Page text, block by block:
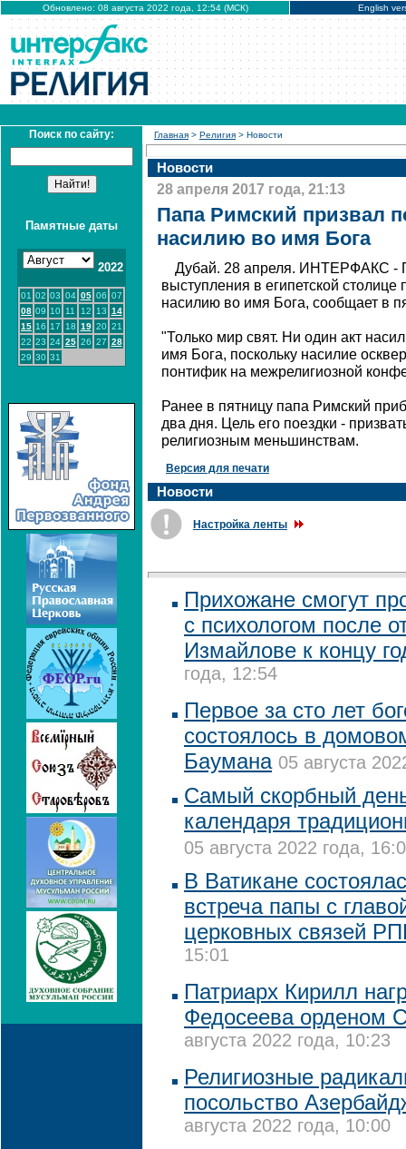
Обновлено: 08 августа 2022 года, 12:54 (МСК) English
Поиск по сайту:
Памятные даты
2022
01 02 03 04 05 06 07
08 09 10 11 12 13 14
15 16 17 18 19 20 21
22 23 24 25 26 27 28
29 30 31
Главная > Религия > Новости
Новости
28 апреля 2017 года, 21:13
Папа Римский призвал
насилию во имя Бога
Дубай. 28 апреля. ИНТЕРФАКС -
выступления в египетской столице
насилию во имя Бога, сообщает в
"Только мир свят. Ни один акт
имя Бога, поскольку насилие
понтифик на межрелигиозной
Ранее в пятницу папа Римский
два дня. Цель его поездки -
религиозным меньшинствам.
Версия для печати
Новости
Настройка ленты
Прихожане смогут
с психологом после
Измайлове к концу
года, 12:54
Первое за сто лет
состоялось в
Баумана 05 августа
Самый скорбный
календаря
05 августа 2022 года,
В Ватикане
встреча папы с
церковных связей
15:01
Патриарх Кирилл
Федосеева орденом
августа 2022 года, 10:23
Религиозные
посольство
августа 2022 года, 10:00